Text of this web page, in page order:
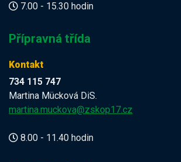
7.00 - 15.30 hodin
Přípravná třída
Kontakt
734 115 747
Martina Mücková DiS.
martina.muckova@zskop17.cz
8.00 - 11.40 hodin